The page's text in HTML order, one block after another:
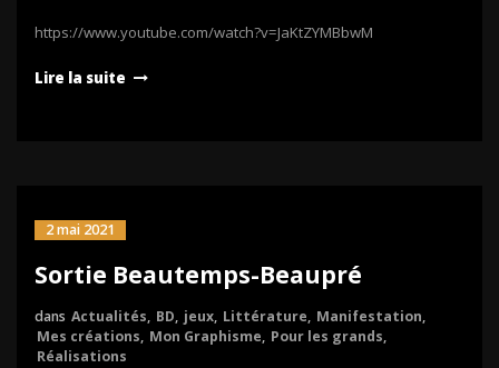
https://www.youtube.com/watch?v=JaKtZYMBbwM
Lire la suite
2 mai 2021
Sortie Beautemps-Beaupré
dans Actualités, BD, jeux, Littérature, Manifestation,
Mes créations, Mon Graphisme, Pour les grands,
Réalisations